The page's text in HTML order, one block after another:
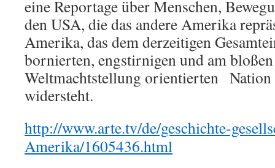
eine Reportage über Menschen,
den USA, die das andere Amerika
Amerika, das dem derzeitigen
bornierten, engstirnigen und am
Weltmachtstellung orientierten Nation
widersteht.
http://www.arte.tv/de/geschichte-
Amerika/1605436.html